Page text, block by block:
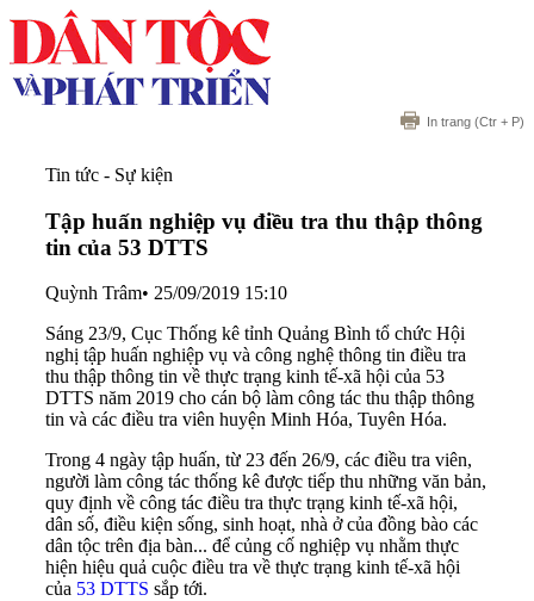
In trang (Ctr + P)
Tin tức - Sự kiện
Tập huấn nghiệp vụ điều tra thu thập thông
tin của 53 DTTS
Quỳnh Trâm• 25/09/2019 15:10
Sáng 23/9, Cục Thống kê tỉnh Quảng Bình tổ chức Hội
nghị tập huấn nghiệp vụ và công nghệ thông tin điều tra
thu thập thông tin về thực trạng kinh tế-xã hội của 53
DTTS năm 2019 cho cán bộ làm công tác thu thập thông
tin và các điều tra viên huyện Minh Hóa, Tuyên Hóa.
Trong 4 ngày tập huấn, từ 23 đến 26/9, các điều tra viên,
người làm công tác thống kê được tiếp thu những văn bản,
quy định về công tác điều tra thực trạng kinh tế-xã hội,
dân số, điều kiện sống, sinh hoạt, nhà ở của đồng bào các
dân tộc trên địa bàn... để củng cố nghiệp vụ nhằm thực
hiện hiệu quả cuộc điều tra về thực trạng kinh tế-xã hội
của 53 DTTS sắp tới.